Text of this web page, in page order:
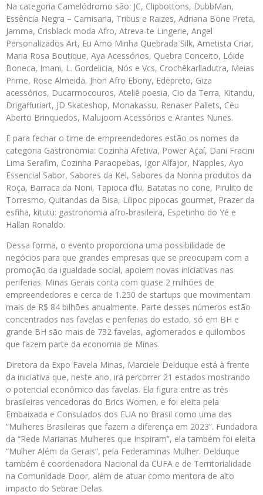
Na categoria Camelódromo são: JC, Clipbottons, DubbMan,
Essência Negra – Camisaria, Tribus e Raizes, Adriana Bone Preta,
Jamma, Crisblack moda Afro, Atreva-te Lingerie, Angel
Personalizados Art, Eu Amo Minha Quebrada Silk, Ametista Criar,
Maria Rosa Boutique, Aya Acessórios, Quebra Conceito, Lóide
Boneca, Imani, L. Gordelicia, Nós e Vcs, Crochêkarlladutra, Meias
Prime, Rose Almeida, Jhon Afro Ebony, Edepreto, Giza
acessórios, Ducarmocouros, Ateliê poesia, Cio da Terra, Kitandu,
Drigaffuriart, JD Skateshop, Monakassu, Renaser Pallets, Céu
Aberto Brinquedos, Malujoom Acessórios e Arantes Nunes.
E para fechar o time de empreendedores estão os nomes da
categoria Gastronomia: Cozinha Afetiva, Power Açaí, Dani Fracini
Lima Serafim, Cozinha Paraopebas, Igor Alfajor, N’apples, Ayo
Essencial Sabor, Sabores da Kel, Sabores da Nonna produtos da
Roça, Barraca da Noni, Tapioca d’lu, Batatas no cone, Pirulito de
Torresmo, Quitandas da Bisa, Lilipoc pipocas gourmet, Prazer da
esfiha, kitutu: gastronomia afro-brasileira, Espetinho do Yé e
Hallan Ronaldo.
Dessa forma, o evento proporciona uma possibilidade de
negócios para que grandes empresas que se preocupam com a
promoção da igualdade social, apoiem novas iniciativas nas
periferias. Minas Gerais conta com quase 2 milhões de
empreendedores e cerca de 1.250 de startups que movimentam
mais de R$ 84 bilhões anualmente. Parte desses números estão
concentrados nas favelas e periferias do estado, só em BH e
grande BH são mais de 732 favelas, aglomerados e quilombos
que fazem parte da economia de Minas.
Diretora da Expo Favela Minas, Marciele Delduque está à frente
da iniciativa que, neste ano, irá percorrer 21 estados mostrando
o potencial econômico das favelas. Ela figura entre as três
brasileiras vencedoras do Brics Women, e foi eleita pela
Embaixada e Consulados dos EUA no Brasil como uma das
“Mulheres Brasileiras que fazem a diferença em 2023”. Fundadora
da “Rede Marianas Mulheres que Inspiram”, ela também foi eleita
“Mulher Além da Gerais”, pela Federaminas Mulher. Delduque
também é coordenadora Nacional da CUFA e de Territorialidade
na Comunidade Door, além de atuar como mentora de alto
impacto do Sebrae Delas.